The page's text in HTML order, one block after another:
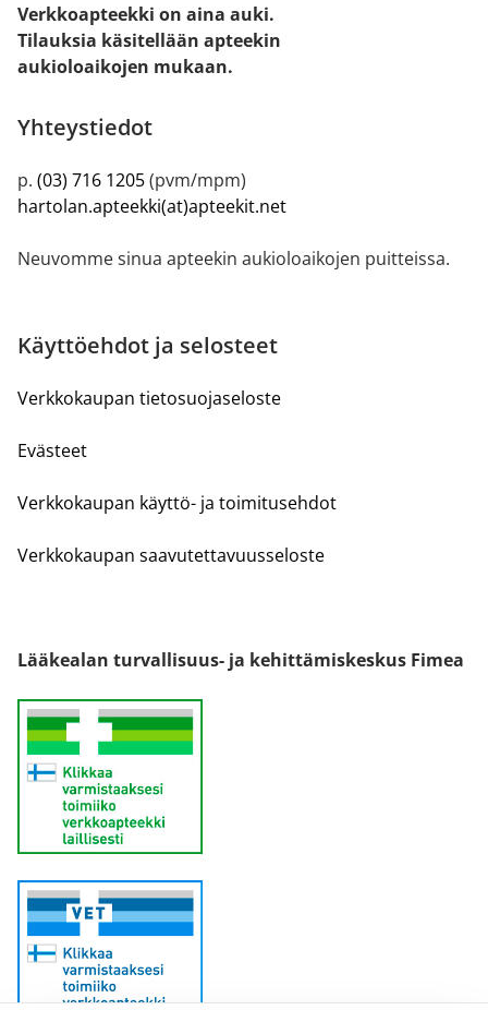
Verkkoapteekki on aina auki.
Tilauksia käsitellään apteekin
aukioloaikojen mukaan.
Yhteystiedot
p. (03) 716 1205(pvm/mpm)
hartolan.apteekki(at)apteekit.net
Neuvomme sinua apteekin aukioloaikojen puitteissa.
Käyttöehdot ja selosteet
Verkkokaupan tietosuojaseloste
Evästeet
Verkkokaupan käyttö- ja toimitusehdot
Verkkokaupan saavutettavuusseloste
Lääkealan turvallisuus- ja kehittämiskeskus Fimea